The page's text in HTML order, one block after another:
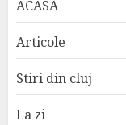
ACASA
Articole
Stiri din cluj
La zi